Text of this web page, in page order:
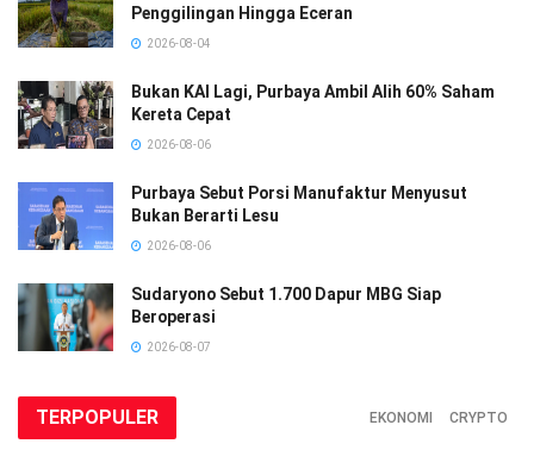
Penggilingan Hingga Eceran
2026-08-04
Bukan KAI Lagi, Purbaya Ambil Alih 60% Saham
Kereta Cepat
2026-08-06
Purbaya Sebut Porsi Manufaktur Menyusut
Bukan Berarti Lesu
2026-08-06
Sudaryono Sebut 1.700 Dapur MBG Siap
Beroperasi
2026-08-07
TERPOPULER EKONOMI CRYPTO